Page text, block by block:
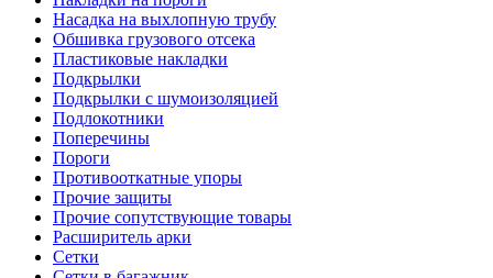
Насадка на выхлопную трубу
Обшивка грузового отсека
Пластиковые накладки
Подкрылки
Подкрылки с шумоизоляцией
Подлокотники
Поперечины
Пороги
Противооткатные упоры
Прочие защиты
Прочие сопутствующие товары
Расширитель арки
Сетки